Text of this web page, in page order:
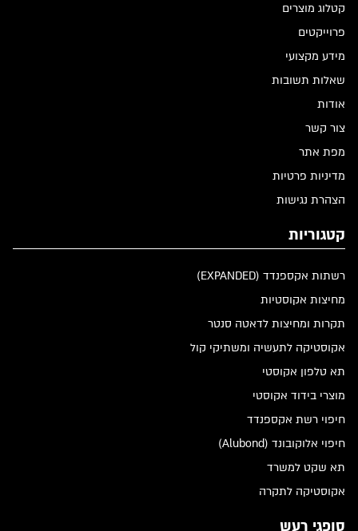
קטלוג מוצרים
פרוייקטים
מידע מקצועי
שאלות תשובות
אודות
צור קשר
מפת אתר
מדיניות פרטיות
הצהרת נגישות
קטגוריות
רשתות אקספנדד (EXPANDED)
מחיצות אקוסטיות
תקרות ומחיצות לדאטה סנטר
אקוסטיקה לתעשיה ומשתיקי קול
תא טלפון אקוסטי
מוצרי בידוד אקוסטי
חיפוי רשת אקספנדד
חיפוי אלוקובונד (Alubond)
תא שקט למשרד
אקוסטיקה לתקרה
סופגי רעש